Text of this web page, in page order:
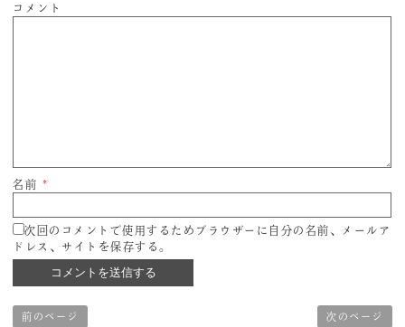
コメント
名前 *
次回のコメントで使用するためブラウザーに自分の名前、メールア
ドレス、サイトを保存する。
前のページ 次のページ